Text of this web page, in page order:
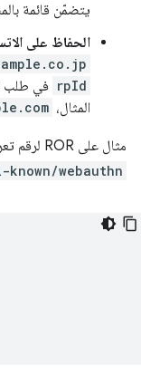
يتضمّن قائمة
الحفاظ على
rpId
المثال،
مثال على ROR لرقم تعريف الجهة المحظورة
webauthn